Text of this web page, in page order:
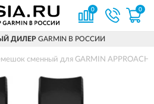
0 0
ДИЛЕР GARMIN В РОССИИ
сменный для GARMIN APPROACH